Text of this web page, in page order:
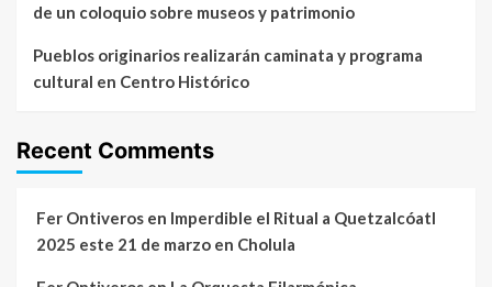
de un coloquio sobre museos y patrimonio
Pueblos originarios realizarán caminata y programa
cultural en Centro Histórico
Recent Comments
Fer Ontiveros en Imperdible el Ritual a Quetzalcóatl
2025 este 21 de marzo en Cholula